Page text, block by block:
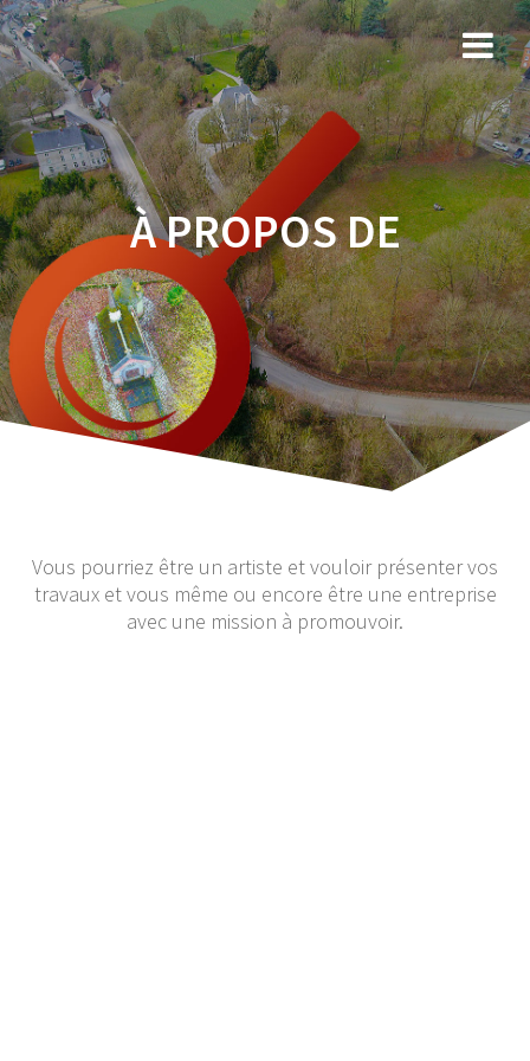
Skip
to
content
À PROPOS DE
Vous pourriez être un artiste et vouloir présenter vos
travaux et vous même ou encore être une entreprise
avec une mission à promouvoir.